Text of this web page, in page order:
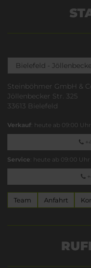
Steinböhmer GmbH &
Jöllenbecker Str. 325
33613 Bielefeld
Verkauf: heute ab 09:00
Service: heute ab 09:00
Team Anfahrt